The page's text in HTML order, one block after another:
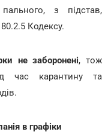
з підстав,
Кодексу.
не заборонені, тож
час карантину та
в графіки